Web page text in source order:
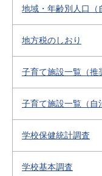
地域・年齢別人口（
地方税のしおり
子育て施設一覧（推
子育て施設一覧（自
学校保健統計調査
学校基本調査